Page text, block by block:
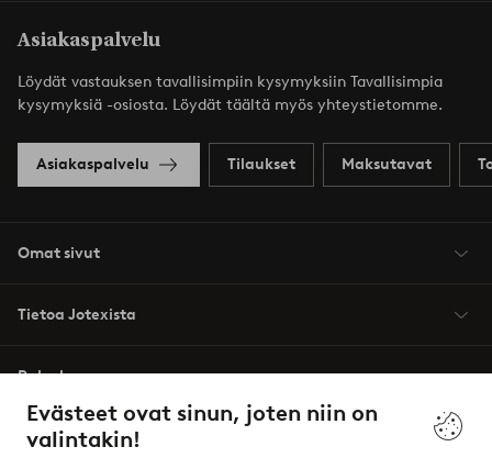
Evästeet ovat sinun, joten niin on
valintakin!
Asiakaspalvelu
Löydät vastauksen tavallisimpiin kysymyksiin Tavallisimpia
kysymyksiä -osiosta. Löydät täältä myös yhteystietomme.
Asiakaspalvelu Tilaukset Maksutavat
Omat sivut
Tietoa Jotexista
Palvelumme
Ehdot